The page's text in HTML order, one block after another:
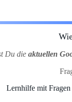
Du die aktuellen
Lernhilfe mit